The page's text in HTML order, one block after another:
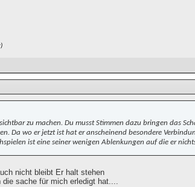
zu machen. Du musst Stimmen dazu bringen das
Da wo er jetzt ist hat er anscheinend besondere
ist eine seiner wenigen Ablenkungen auf die er
nicht bleibt Er halt stehen
sache für mich erledigt hat....